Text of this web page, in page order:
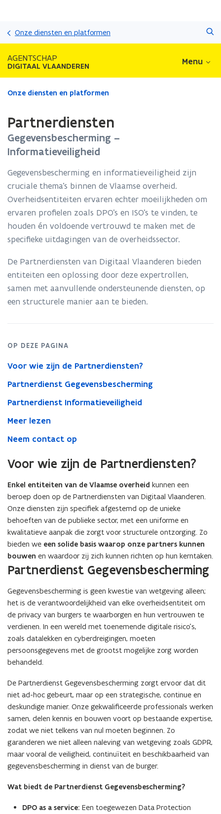
Onze diensten en platformen
AGENTSCHAP
DIGITAAL VLAANDEREN Menu
Gedaan
bevindt
zich
op:
Onze diensten en platformen
Partnerdiensten
Gegevensbescherming –
Informatieveiligheid
Gegevensbescherming en informatieveiligheid zijn
cruciale thema’s binnen de Vlaamse overheid.
Overheidsentiteiten ervaren echter moeilijkheden om
ervaren profielen zoals DPO’s en ISO’s te vinden, te
houden én voldoende vertrouwd te maken met de
specifieke uitdagingen van de overheidssector.
De Partnerdiensten van Digitaal Vlaanderen bieden
entiteiten een oplossing door deze expertrollen,
samen met aanvullende ondersteunende diensten, op
een structurele manier aan te bieden.
OP DEZE PAGINA
Voor wie zijn de Partnerdiensten?
Partnerdienst Gegevensbescherming
Partnerdienst Informatieveiligheid
Meer lezen
Neem contact op
Voor wie zijn de Partnerdiensten?
Enkel entiteiten van de Vlaamse overheid kunnen een
beroep doen op de Partnerdiensten van Digitaal Vlaanderen.
Onze diensten zijn specifiek afgestemd op de unieke
behoeften van de publieke sector, met een uniforme en
kwalitatieve aanpak die zorgt voor structurele ontzorging. Zo
bieden we een solide basis waarop onze partners kunnen
bouwen en waardoor zij zich kunnen richten op hun kerntaken.
Partnerdienst Gegevensbescherming
Gegevensbescherming is geen kwestie van wetgeving alleen;
het is de verantwoordelijkheid van elke overheidsentiteit om
de privacy van burgers te waarborgen en hun vertrouwen te
verdienen. In een wereld met toenemende digitale risico’s,
zoals datalekken en cyberdreigingen, moeten
persoonsgegevens met de grootst mogelijke zorg worden
behandeld.
De Partnerdienst Gegevensbescherming zorgt ervoor dat dit
niet ad-hoc gebeurt, maar op een strategische, continue en
deskundige manier. Onze gekwalificeerde professionals werken
samen, delen kennis en bouwen voort op bestaande expertise,
zodat we niet telkens van nul moeten beginnen. Zo
garanderen we niet alleen naleving van wetgeving zoals GDPR,
maar vooral de veiligheid, continuïteit en beschikbaarheid van
gegevensbescherming in dienst van de burger.
Wat biedt de Partnerdienst Gegevensbescherming?
DPO as a service: Een toegewezen Data Protection